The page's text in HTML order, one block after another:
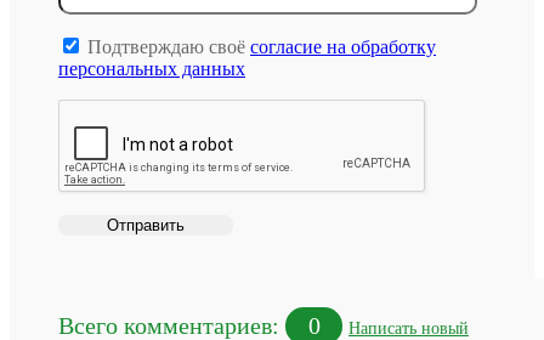
Подтверждаю своё согласие на обработку
персональных данных
Всего комментариев: 0 Написать новый